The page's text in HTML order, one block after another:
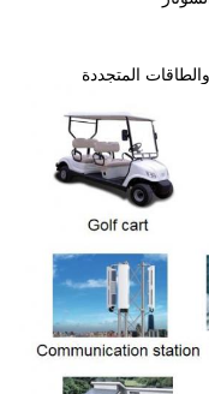
المتجددة